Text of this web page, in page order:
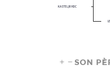
KASTEL JR HDC
SON